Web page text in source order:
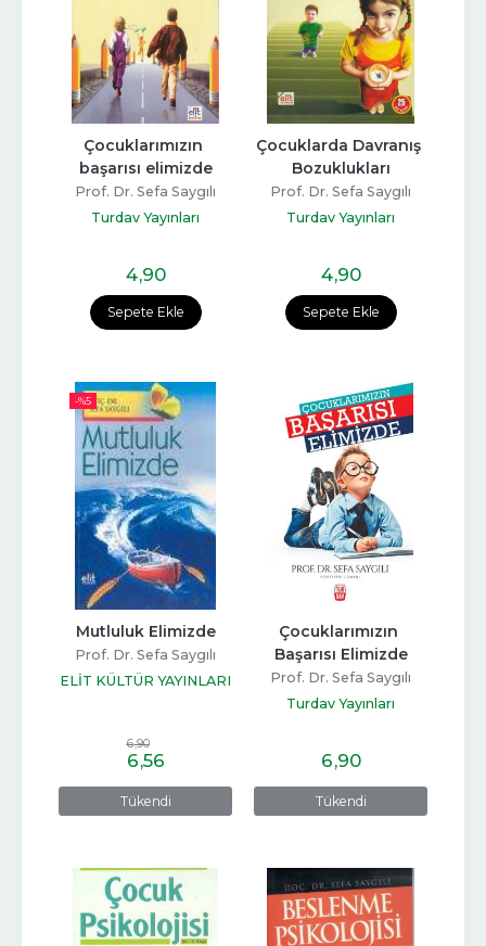
Sepete Ekle
Çocuklarımızın
başarısı elimizde
Prof. Dr. Sefa Saygılı
Turdav Yayınları
4,90
Sepete Ekle
Çocuklarda Davranış
Bozuklukları
Prof. Dr. Sefa Saygılı
Turdav Yayınları
4,90
-%5
Tükendi
Mutluluk Elimizde
Prof. Dr. Sefa Saygılı
ELİT KÜLTÜR YAYINLARI
6,90
6,56
Tükendi
Çocuklarımızın
Başarısı Elimizde
Prof. Dr. Sefa Saygılı
Turdav Yayınları
6,90